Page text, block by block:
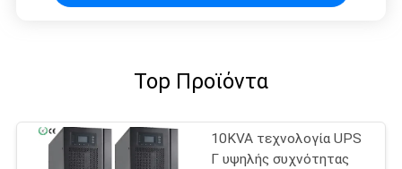
Top Προϊόντα
10KVA τεχνολογία UPS
Γ υψηλής συχνότητας